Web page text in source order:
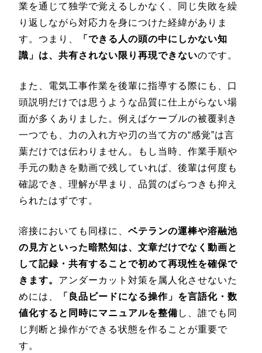
業を通じて独学で覚えるしかなく、同じ失敗を繰
り返しながら対応力を身につけた経緯がありま
す。つまり、
「できる人の頭の中にしかない知
識」は、共有されない限り再現できないのです。
また、電気工事作業を後輩に指導する際にも、口
頭説明だけでは思うような品質に仕上がらない場
面が多くありました。例えばケーブルの被覆剥き
一つでも、力の入れ方や刃の当て方の“感覚”は言
葉だけでは伝わりません。もし当時、作業手順や
手元の動きを動画で残していれば、後輩は何度も
確認でき、理解が早まり、品質のばらつきも抑え
られたはずです。
溶接においても同様に、 ベテランの運棒や溶融池
の見方といった暗黙知は、文章だけでなく動画と
して記録・共有することで初めて再現性を確保で
きます。 アンダーカット対策を属人化させないた
めには、
「良品ビードになる操作」を言語化・数
値化すると同時にマニュアルを整備 し、誰でも同
じ判断と操作ができる状態を作ることが重要で
す。